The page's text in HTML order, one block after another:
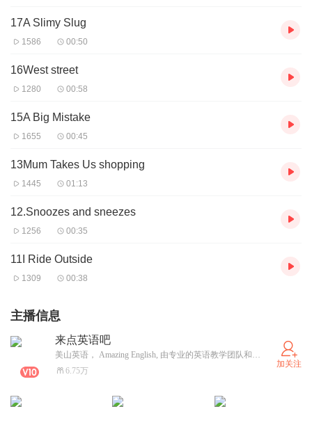
17A Slimy Slug
1586 00:50
16West street
1280 00:58
15A Big Mistake
1655 00:45
13Mum Takes Us shopping
1445 01:13
12.Snoozes and sneezes
1256 00:35
11I Ride Outside
1309 00:38
主播信息
来点英语吧
美山英语， Amazing English, 由专业的英语教学团队和家庭教育团队共同组建。旨在提倡在绘本阅读基础上，对孩子进行英语启蒙，探索更适合中国孩子的英语学习方法！ 目前团队研发和实践的多种英文拼读、语音、语法课程，有效减轻了孩子学习英语的困难，极大提升了孩子兴趣和学习效率，效果显著！比如“直拼直映”拼读，“树形语法”“奇思妙想音标课”等等。 如果您对我们的课程、绘本馆运营、相关书籍资料等有任何疑问，欢迎联系微信号bbteduca或qq 65382986感谢您的关注！
6.75万
加关注